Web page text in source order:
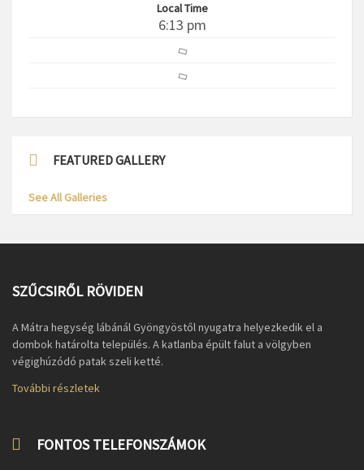
Local Time
6:13 pm
FEATURED GALLERY
See All Galleries
SZŰCSIRŐL RÖVIDEN
A Mátra hegység lábánál Gyöngyöstől nyugatra helyezkedik el a
dombok határolta település. A katlanba épült falut a völgyben
végighúzódó patak szeli ketté.
További részletek
FONTOS TELEFONSZÁMOK